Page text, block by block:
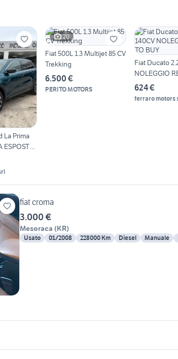
La Prima
ESPOSTA
20
Fiat 500L 1.3 Multijet 85 CV
Trekking
6.500 €
PERITO MOTORS
Fiat Ducato
NOLEGGIO
624 €
ferraro motors
fiat croma
3.000 €
Mesoraca (KR)
Usato 01/2008 228000 Km Diesel Manuale